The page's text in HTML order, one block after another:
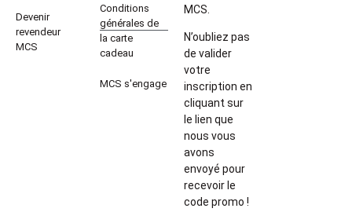
Devenir
revendeur
MCS
Conditions
générales de
la carte
cadeau
MCS s'engage
MCS.
N’oubliez pas
de valider
votre
inscription en
cliquant sur
le lien que
nous vous
avons
envoyé pour
recevoir le
code promo !